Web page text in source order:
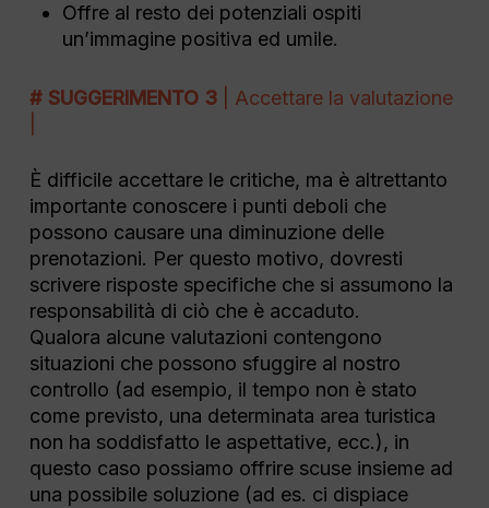
Offre al resto dei potenziali ospiti
un’immagine positiva ed umile.
# SUGGERIMENTO 3| Accettare la valutazione
È difficile accettare le critiche, ma è altrettanto
importante conoscere i punti deboli che
possono causare una diminuzione delle
prenotazioni. Per questo motivo, dovresti
scrivere risposte specifiche che si assumono la
responsabilità di ciò che è accaduto.
Qualora alcune valutazioni contengono
situazioni che possono sfuggire al nostro
controllo (ad esempio, il tempo non è stato
come previsto, una determinata area turistica
non ha soddisfatto le aspettative, ecc.), in
questo caso possiamo offrire scuse insieme ad
una possibile soluzione (ad es. ci dispiace